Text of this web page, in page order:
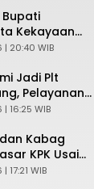
Bupati
Kekayaan
Rp 12 Miliar
| 20:40 WIB
Jadi Plt
Pelayanan
Lancar
16:25 WIB
Kabag
KPK Usai
Bupati
17:21 WIB